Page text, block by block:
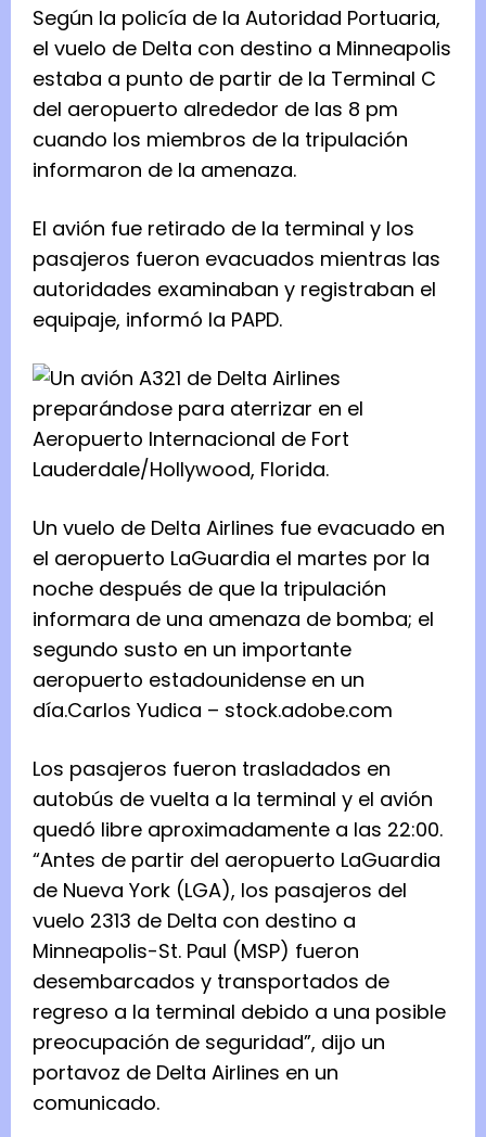
Según la policía de la Autoridad Portuaria,
el vuelo de Delta con destino a Minneapolis
estaba a punto de partir de la Terminal C
del aeropuerto alrededor de las 8 pm
cuando los miembros de la tripulación
informaron de la amenaza.
El avión fue retirado de la terminal y los
pasajeros fueron evacuados mientras las
autoridades examinaban y registraban el
equipaje, informó la PAPD.
Un vuelo de Delta Airlines fue evacuado en
el aeropuerto LaGuardia el martes por la
noche después de que la tripulación
informara de una amenaza de bomba; el
segundo susto en un importante
aeropuerto estadounidense en un
día.Carlos Yudica – stock.adobe.com
Los pasajeros fueron trasladados en
autobús de vuelta a la terminal y el avión
quedó libre aproximadamente a las 22:00.
“Antes de partir del aeropuerto LaGuardia
de Nueva York (LGA), los pasajeros del
vuelo 2313 de Delta con destino a
Minneapolis-St. Paul (MSP) fueron
desembarcados y transportados de
regreso a la terminal debido a una posible
preocupación de seguridad”, dijo un
portavoz de Delta Airlines en un
comunicado.